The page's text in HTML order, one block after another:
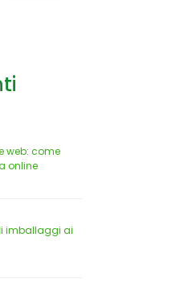
web: come
online
imballaggi ai